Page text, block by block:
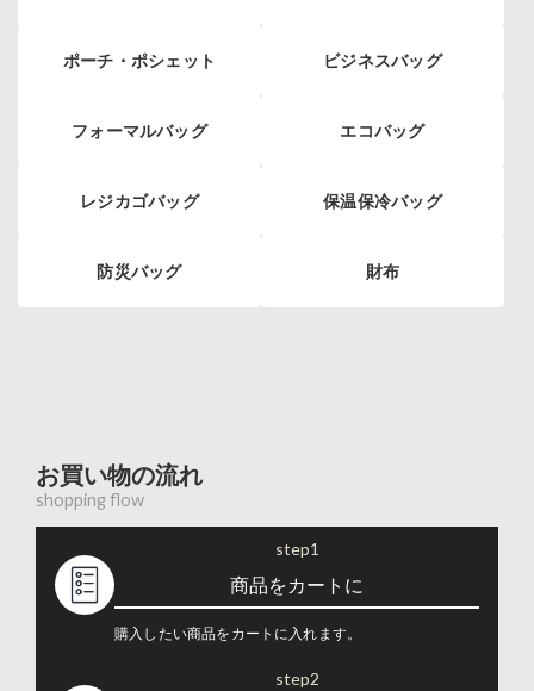
ポーチ・ポシェット ビジネスバッグ
フォーマルバッグ エコバッグ
レジカゴバッグ 保温保冷バッグ
防災バッグ 財布
お買い物の流れ
shopping flow
step1
商品をカートに
購入したい商品をカートに入れます。
step2